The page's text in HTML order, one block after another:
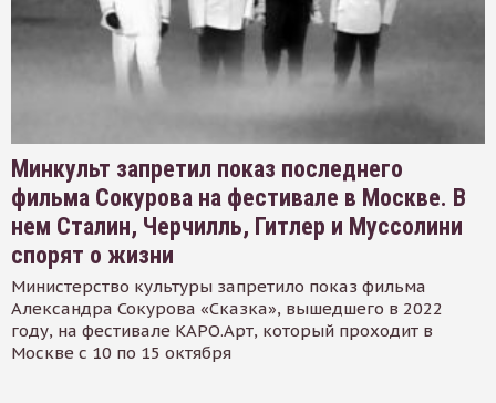
Минкульт запретил показ последнего
фильма Сокурова на фестивале в Москве. В
нем Сталин, Черчилль, Гитлер и Муссолини
спорят о жизни
Министерство культуры запретило показ фильма
Александра Сокурова «Сказка», вышедшего в 2022
году, на фестивале КАРО.Арт, который проходит в
Москве с 10 по 15 октября